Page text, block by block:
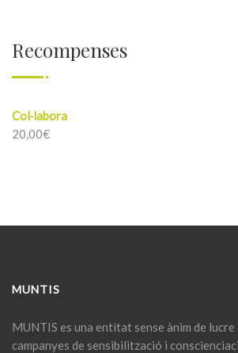
Recompenses
Col·labora
20,00€
MUNTIS
MUNTIS es una entitat sense ànim de
campanyes de sensibilització i